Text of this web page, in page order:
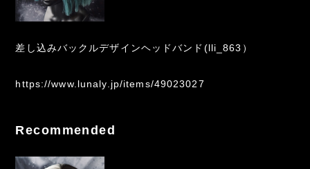
差し込みバックルデザインヘッドバンド(lli_863）
https://www.lunaly.jp/items/49023027
Recommended